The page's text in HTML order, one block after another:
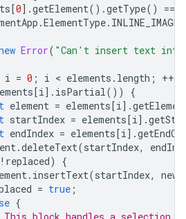
[0].getElement().getType()
===
.ElementType. INLINE_IMAGE
Error( "Can't insert text into
i = 0 ; i < elements . length ; ++
[i]. isPartial())
{
element = elements[i].
startIndex = elements[i].
endIndex = elements[i].
.deleteText(startIndex,
! replaced)
{
. insertText(startIndex,
= true ;
{